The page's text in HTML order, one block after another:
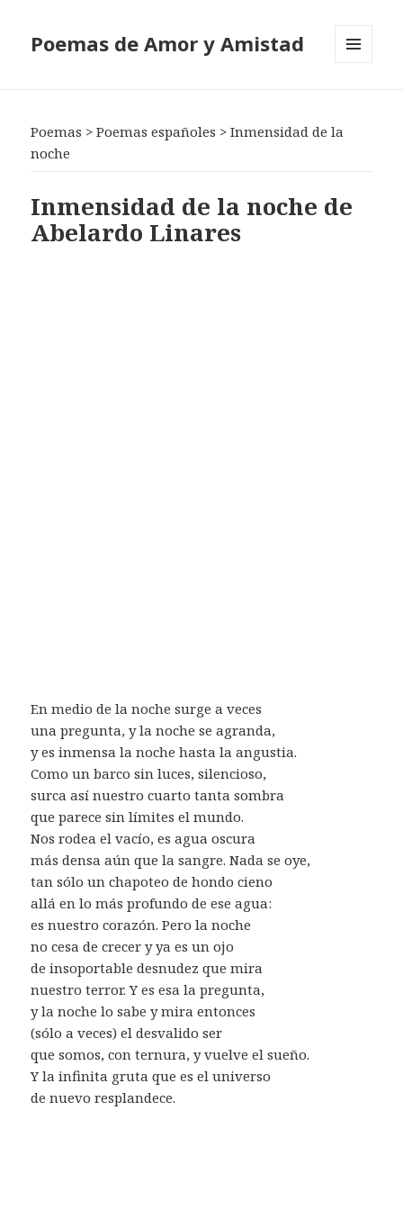
Poemas de Amor y Amistad
Poemas >Poemas españoles >Inmensidad de la
noche
Inmensidad de la noche de
Abelardo Linares
En medio de la noche surge a veces
una pregunta, y la noche se agranda,
y es inmensa la noche hasta la angustia.
Como un barco sin luces, silencioso,
surca así nuestro cuarto tanta sombra
que parece sin límites el mundo.
Nos rodea el vacío, es agua oscura
más densa aún que la sangre. Nada se oye,
tan sólo un chapoteo de hondo cieno
allá en lo más profundo de ese agua:
es nuestro corazón. Pero la noche
no cesa de crecer y ya es un ojo
de insoportable desnudez que mira
nuestro terror. Y es esa la pregunta,
y la noche lo sabe y mira entonces
(sólo a veces) el desvalido ser
que somos, con ternura, y vuelve el sueño.
Y la infinita gruta que es el universo
de nuevo resplandece.